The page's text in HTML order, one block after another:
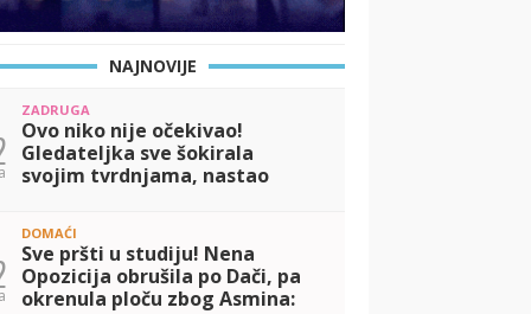
NAJNOVIJE
ZADRUGA
Ovo niko nije očekivao!
Gledateljka sve šokirala
svojim tvrdnjama, nastao
intimne slike (VIDEO)
DOMAĆI
Sve pršti u studiju! Nena
Opozicija obrušila po Dači, pa
okrenula ploču zbog Asmina: